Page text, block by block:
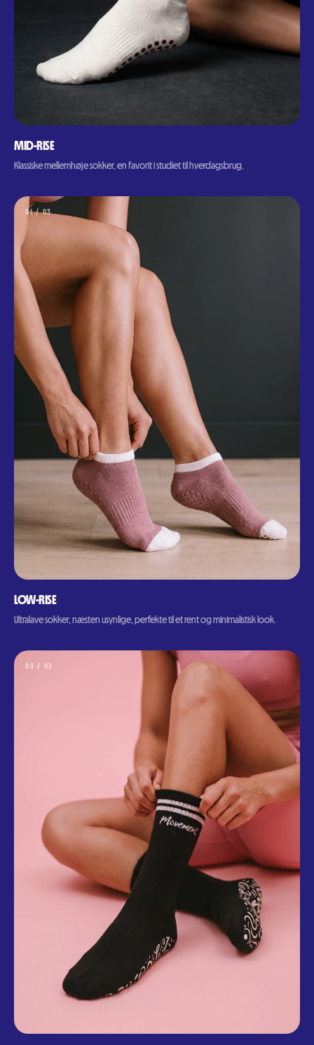
01/ 03
LOW-RISE
Ultralave sokker, næsten usynlige, perfekte til et rent og minimalistisk look.
MID-RISE
Klassiske mellemhøje sokker, en favorit i studiet til hverdagsbrug.
03 / 03